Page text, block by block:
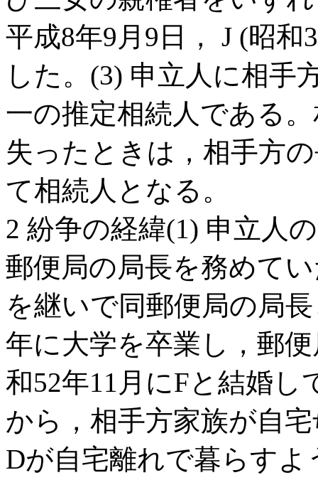
平成8年9月9日， J (昭
した。(3) 申立人に相手
一の推定相続人である
失ったときは，相手方
て相続人となる。
2 紛争の経緯(1) 申立人
郵便局の局長を務めて
を継いで同郵便局の局
年に大学を卒業し，郵
和52年11月にFと結婚し
から，相手方家族が自
Dが自宅離れで暮らす